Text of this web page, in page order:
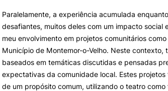
Paralelamente, a experiência acumulada
desafiantes, muitos deles com um impacto
meu envolvimento em projetos comunitários
Município de Montemor-o-Velho. Neste
baseados em temáticas discutidas e pensadas
expectativas da comunidade local. Estes
de um propósito comum, utilizando o teatro